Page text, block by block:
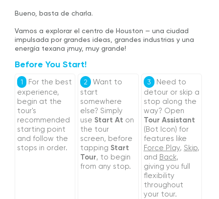
Bueno, basta de charla.
Vamos a explorar el centro de Houston — una ciudad
impulsada por grandes ideas, grandes industrias y una
energía texana ¡muy, muy grande!
Before You Start!
1
For the best
experience,
begin at the
tour's
recommended
starting point
and follow the
stops in order.
2
Want to
start
somewhere
else? Simply
useStart At on
the tour
screen, before
tappingStart
Tour, to begin
from any stop.
3 Need to
detour or skip a
stop along the
way? Open
Tour Assistant
(Bot Icon) for
features like
Force Play, Skip,
and Back,
giving you full
flexibility
throughout
your tour.